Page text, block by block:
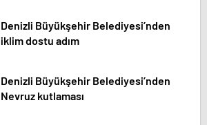
Denizli Büyükşehir Belediyesi’nden
iklim dostu adım
Denizli Büyükşehir Belediyesi’nden
Nevruz kutlaması